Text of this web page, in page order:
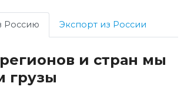
Россию Экспорт из России
и стран мы
грузы